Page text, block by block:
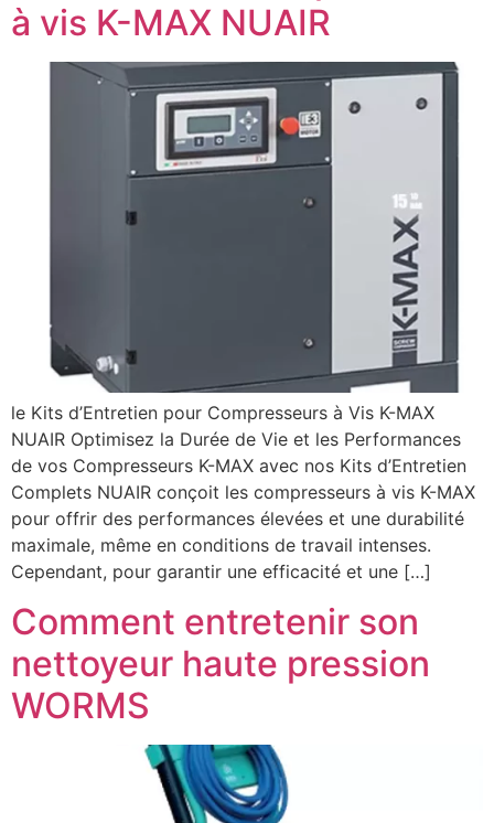
à vis K-MAX NUAIR
le Kits d’Entretien pour Compresseurs à Vis K-MAX
NUAIR Optimisez la Durée de Vie et les Performances
de vos Compresseurs K-MAX avec nos Kits d’Entretien
Complets NUAIR conçoit les compresseurs à vis K-MAX
pour offrir des performances élevées et une durabilité
maximale, même en conditions de travail intenses.
Cependant, pour garantir une efficacité et une […]
Comment entretenir son
nettoyeur haute pression
WORMS